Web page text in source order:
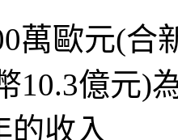
萬歐元(合
10.3億元)
的收入